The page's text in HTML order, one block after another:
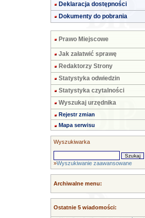
Deklaracja dostępności
Dokumenty do pobrania
Prawo Miejscowe
Jak załatwić sprawę
Redaktorzy Strony
Statystyka odwiedzin
Statystyka czytalności
Wyszukaj urzędnika
Rejestr zmian
Mapa serwisu
Wyszukiwarka
»Wyszukiwanie zaawansowane
Archiwalne menu:
Ostatnie 5 wiadomości: